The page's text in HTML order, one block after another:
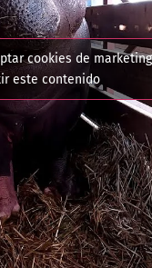
cookies de marketing
este contenido